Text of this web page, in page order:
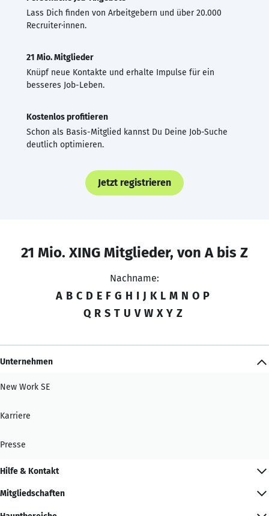
Lass Dich finden von Arbeitgebern und über 20.000
Recruiter·innen.
21 Mio. Mitglieder
Knüpf neue Kontakte und erhalte Impulse für ein
besseres Job-Leben.
Kostenlos profitieren
Schon als Basis-Mitglied kannst Du Deine Job-Suche
deutlich optimieren.
Jetzt registrieren
21 Mio. XING Mitglieder, von A bis Z
Nachname:
A B C D E F G H I J K L M N O P
Q R S T U V W X Y Z
Unternehmen
New Work SE
Karriere
Presse
Hilfe & Kontakt
Mitgliedschaften